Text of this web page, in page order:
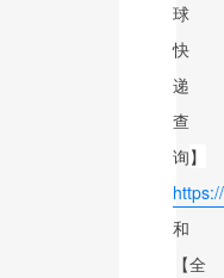
球
快
递
查
询】
和
【全